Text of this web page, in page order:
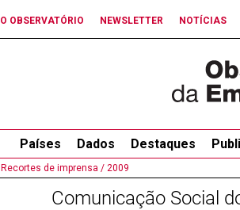
O OBSERVATÓRIO NEWSLETTER NOTÍCIAS
Países Dados Destaques
Recortes de imprensa / 2009
Comunicação Social